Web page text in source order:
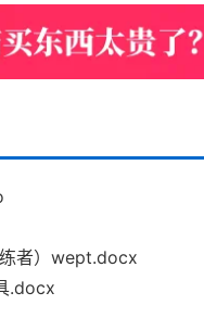
者）wept.docx
.docx